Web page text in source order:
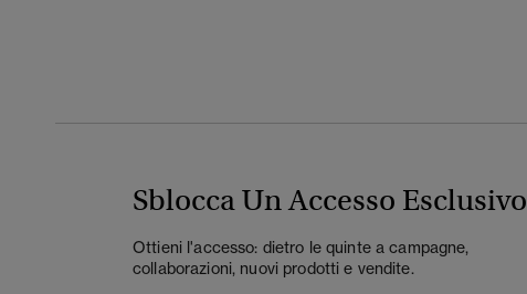
Sblocca Un Accesso Esclusivo
Ottieni l'accesso: dietro le quinte a campagne,
collaborazioni, nuovi prodotti e vendite.